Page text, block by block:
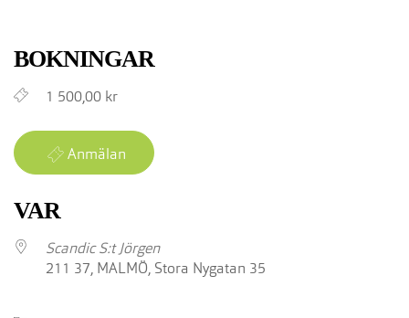
BOKNINGAR
1 500,00 kr
Anmälan
VAR
Scandic S:t Jörgen
211 37, MALMÖ, Stora Nygatan 35